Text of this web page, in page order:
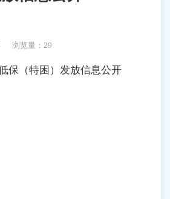
浏览量：29
保（特困）发放信息公开